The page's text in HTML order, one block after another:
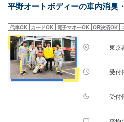
平野オートボディーの車内消臭
代車OK カードOK 電子マネーOK QR決済OK
東京
受付
受付